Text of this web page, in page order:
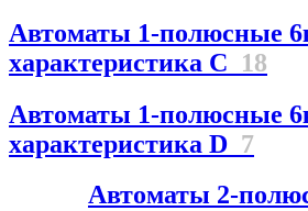
Автоматы 1-полюсные
характеристика C 18
Автоматы 1-полюсные
характеристика D 7
Автоматы 2-